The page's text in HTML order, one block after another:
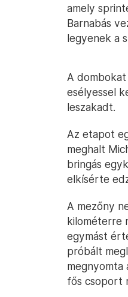
amely
Barnabás
legyenek a
A
esélyessel
leszakadt.
Az etapot
meghalt
bringás
elkísérte
A mezőny
kilométerre
egymást
próbált
megnyomta
fős csoport